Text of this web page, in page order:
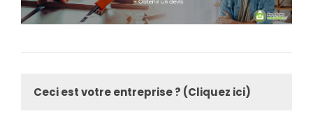
Ceci est votre entreprise ? (Cliquez ici)